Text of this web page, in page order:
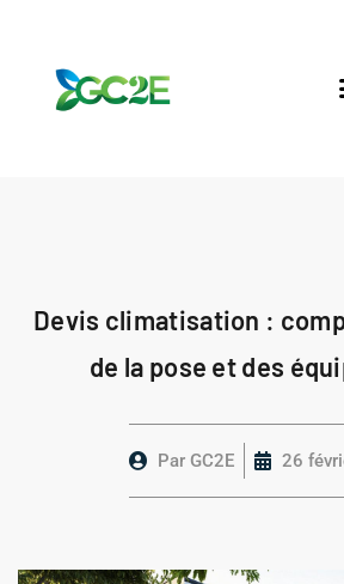
Devis climatisation :
de la pose et des
Par GC2E 26